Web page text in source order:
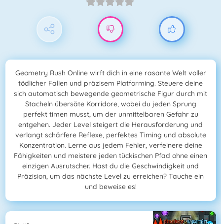
Geometry Rush Online wirft dich in eine rasante Welt voller
tödlicher Fallen und präzisem Platforming. Steuere deine
sich automatisch bewegende geometrische Figur durch mit
Stacheln übersäte Korridore, wobei du jeden Sprung
perfekt timen musst, um der unmittelbaren Gefahr zu
entgehen. Jeder Level steigert die Herausforderung und
verlangt schärfere Reflexe, perfektes Timing und absolute
Konzentration. Lerne aus jedem Fehler, verfeinere deine
Fähigkeiten und meistere jeden tückischen Pfad ohne einen
einzigen Ausrutscher. Hast du die Geschwindigkeit und
Präzision, um das nächste Level zu erreichen? Tauche ein
und beweise es!